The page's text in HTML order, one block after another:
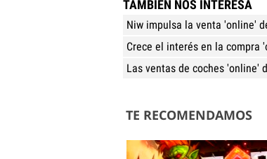
TAMBIÉN NOS INTERESA
Niw impulsa la venta 'online'
Crece el interés en la compra
Las ventas de coches 'online'
TE RECOMENDAMOS